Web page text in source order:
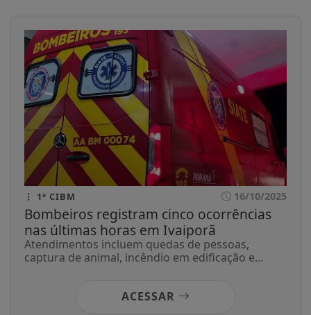
1ª CIBM 16/10/2025
Bombeiros registram cinco ocorrências
nas últimas horas em Ivaiporã
Atendimentos incluem quedas de pessoas,
captura de animal, incêndio em edificação e...
ACESSAR